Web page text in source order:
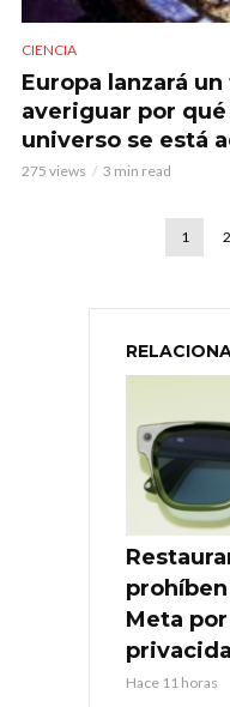
CIENCIA
Europa lanzará
averiguar por qué
universo se está
275 views 3 min read
1 2
Meta
Hace 11 horas